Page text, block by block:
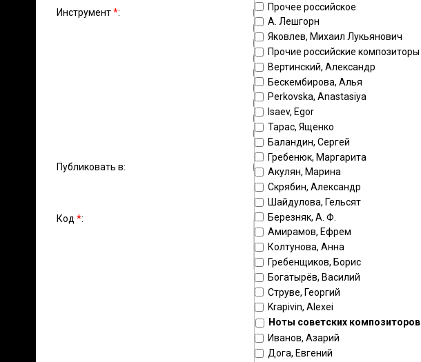
Прочее российское
А. Лешгорн
Яковлев, Михаил Лукьянович
Прочие российские композиторы
Вертинский, Александр
Бескембирова, Алья
Perkovska, Anastasiya
Isaev, Egor
Тарас, Ященко
Баландин, Сергей
Гребенюк, Маргарита
Акулян, Марина
Скрябин, Александр
Шайдулова, Гельсят
Березняк, А. Ф.
Амирамов, Ефрем
Колтунова, Анна
Гребенщиков, Борис
Богатырёв, Василий
Струве, Георгий
Krapivin, Alexei
Ноты советских композиторов
Иванов, Азарий
Дога, Евгений
Инструмент*: фортепиано
голос
скрипка
аккордеон
оркестр
домра
домра малая
балалайка прима
бас
виолончель
хор
саксофон альт
Публиковать в:
Код *: